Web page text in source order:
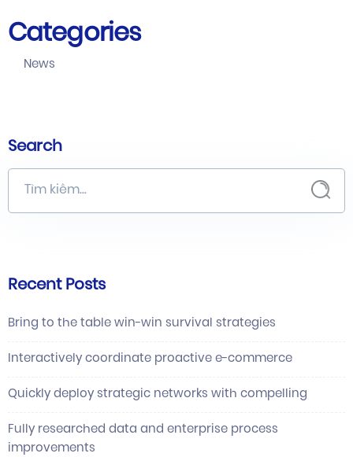
Categories
News
Search
Recent Posts
Bring to the table win-win survival strategies
Interactively coordinate proactive e-commerce
Quickly deploy strategic networks with compelling
Fully researched data and enterprise process
improvements